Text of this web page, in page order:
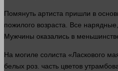
Помянуть артиста пришли в
пожилого возраста. Все
Мужчины оказались в
На могиле солиста «Ласкового
белых роз. часть цветов